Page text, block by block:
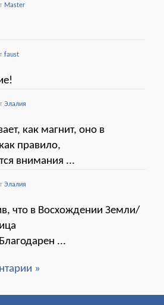
Мaster
faust
Элалия
как магнит, оно в
правило,
внимания ...
Элалия
что в Восхождении Земли/
...
»